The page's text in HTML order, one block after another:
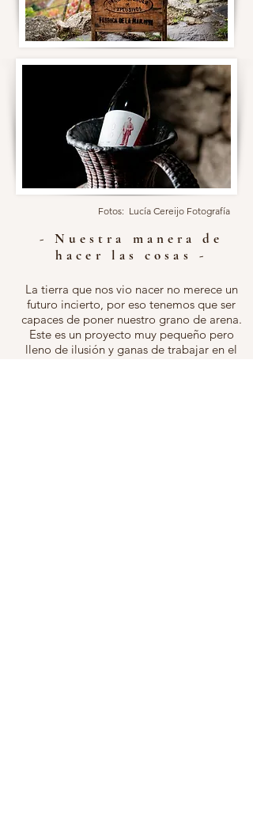
Fotos: Lucía Cereijo Fotografía
- Nuestra manera de
hacer las cosas -
La tierra que nos vio nacer no merece un
futuro incierto, por eso tenemos que ser
capaces de poner nuestro grano de arena.
Este es un proyecto muy pequeño pero
lleno de ilusión y ganas de trabajar en el